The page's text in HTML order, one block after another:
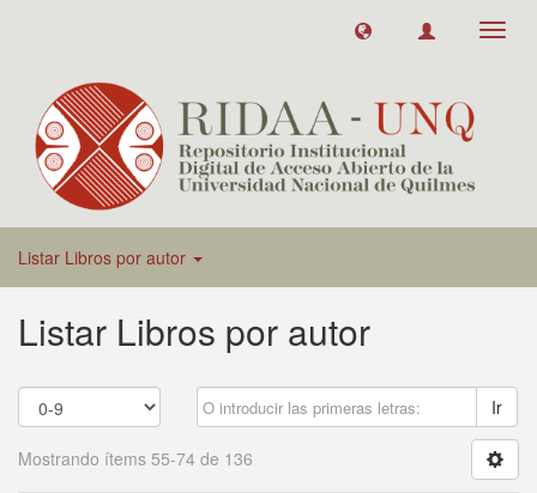
Listar Libros por autor
Listar Libros por autor
Ir
Mostrando ítems 55-74 de 136